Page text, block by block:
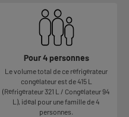
Pour 4 personnes
Le volume total de ce réfrigérateur
congélateur est de 415 L
(Réfrigérateur 321 L / Congélateur 94
L), idéal pour une famille de 4
personnes.